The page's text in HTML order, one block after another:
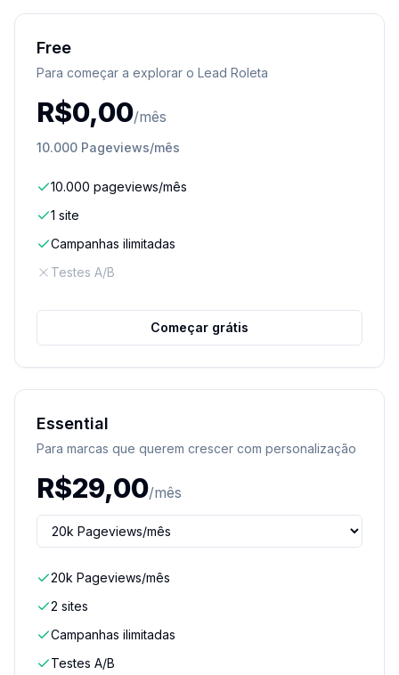
Free
Para começar a explorar o Lead Roleta
R$0,00/mês
10.000 Pageviews/mês
10.000 pageviews/mês
1 site
Campanhas ilimitadas
Testes A/B
Começar grátis
Essential
Para marcas que querem crescer com personalização
R$29,00/mês
20k Pageviews/mês
2 sites
Campanhas ilimitadas
Testes A/B